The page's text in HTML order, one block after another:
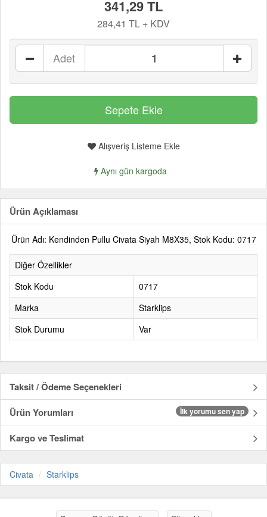
341,29 TL
284,41 TL + KDV
Adet
Alışveriş Listeme Ekle
Aynı gün kargoda
Ürün Açıklaması
Ürün Adı: Kendinden Pullu Civata Siyah M8X35, Stok Kodu: 0717
Diğer Özellikler
Stok Kodu
0717
Marka
Starklips
Stok Durumu
Var
Taksit / Ödeme Seçenekleri
Ürün Yorumları
İlk yorumu sen yap
Kargo ve Teslimat
Civata Starklips